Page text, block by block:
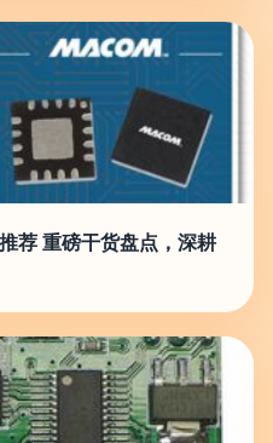
荐 重磅干货盘点，深耕